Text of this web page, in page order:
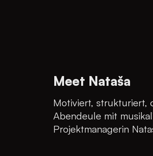
Meet Nataša
Motiviert, strukturiert,
Abendeule mit
Projektmanagerin